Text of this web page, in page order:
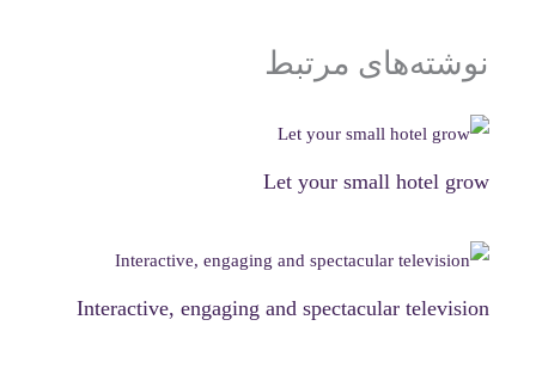
نوشته‌های مرتبط
Let your small hotel grow
Interactive, engaging and spectacular television